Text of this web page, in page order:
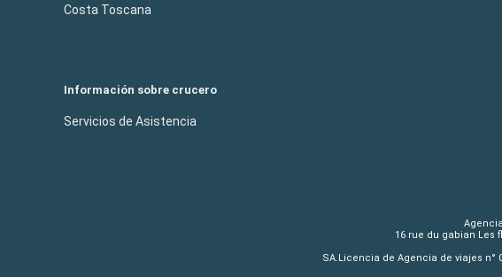
Costa Toscana
Información sobre crucero
Servicios de Asistencia
16 rue du gabian Les
SA.Licencia de Agencia de viajes n°